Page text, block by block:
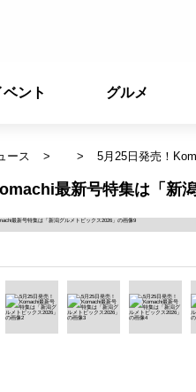
ベント グルメ
ース 5月25日発売！
最新号特集は「新